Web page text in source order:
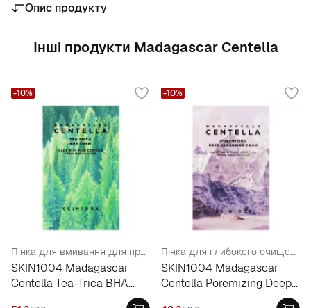
Опис продукту
Інші продукти Madagascar Centella
Пінка для вмивання для проблемної шкіри (пробник)
SKIN1004 Madagascar
Centella Tea-Trica BHA
-10%
Пінка для глибокого очищення шкіри обличчя ( пробник )
SKIN1004 Madagascar
Centella Poremizing Deep
-10%